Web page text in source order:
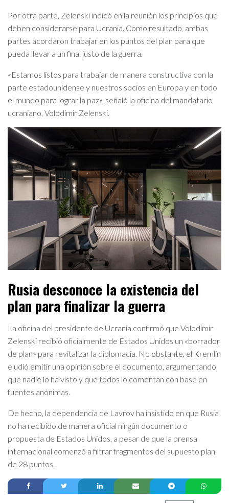
Por otra parte, Zelenski indicó en la reunión los principios que
deben considerarse para Ucrania. Como resultado, ambas
partes acordaron trabajar en los puntos del plan para que
pueda llevar a un final justo de la guerra.
«Estamos listos para trabajar de manera constructiva con la
parte estadounidense y nuestros socios en Europa y en todo
el mundo para lograr la paz», señaló la oficina del mandatario
ucraniano, Volodimir Zelenski.
Rusia desconoce la existencia del
plan para finalizar la guerra
La oficina del presidente de Ucrania confirmó que Volodímir
Zelenski recibió oficialmente de Estados Unidos un «borrador
de plan» para revitalizar la diplomacia. No obstante, el Kremlin
eludió emitir una opinión sobre el documento, argumentando
que nadie lo ha visto y que todos lo comentan con base en
fuentes anónimas.
De hecho, la dependencia de Lavrov ha insistido en que Rusia
no ha recibido de manera oficial ningún documento o
propuesta de Estados Unidos, a pesar de que la prensa
internacional comenzó a filtrar fragmentos del supuesto plan
de 28 puntos.